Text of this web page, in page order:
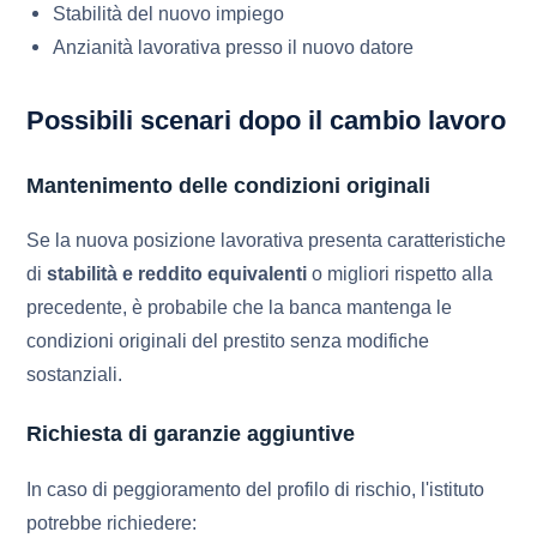
Stabilità del nuovo impiego
Anzianità lavorativa presso il nuovo datore
Possibili scenari dopo il cambio lavoro
Mantenimento delle condizioni originali
Se la nuova posizione lavorativa presenta caratteristiche
di stabilità e reddito equivalenti o migliori rispetto alla
precedente, è probabile che la banca mantenga le
condizioni originali del prestito senza modifiche
sostanziali.
Richiesta di garanzie aggiuntive
In caso di peggioramento del profilo di rischio, l'istituto
potrebbe richiedere: